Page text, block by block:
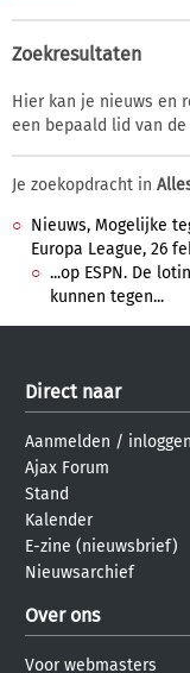
Zoekresultaten
Hier kan je nieuws en
een bepaald lid van
Je zoekopdracht in
Nieuws, Mogelijke
Europa League, 26
...op ESPN. De
kunnen tegen...
Direct naar
Aanmelden / inloggen
Ajax Forum
Stand
Kalender
E-zine (nieuwsbrief)
Nieuwsarchief
Over ons
Voor webmasters